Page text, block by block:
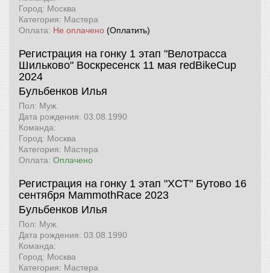
Город: Москва
Категория: Мастера
Оплата: Не оплачено (Оплатить)
Регистрация на гонку 1 этап "Велотрасса
Шильково" Воскресенск 11 мая redBikeCup
2024
Бульбенков Илья
Пол: Муж.
Дата рождения: 03.08.1990
Команда:
Город: Москва
Категория: Мастера
Оплата: Оплачено
Регистрация на гонку 1 этап "XCT" Бутово 16
сентября MammothRace 2023
Бульбенков Илья
Пол: Муж.
Дата рождения: 03.08.1990
Команда:
Город: Москва
Категория: Мастера